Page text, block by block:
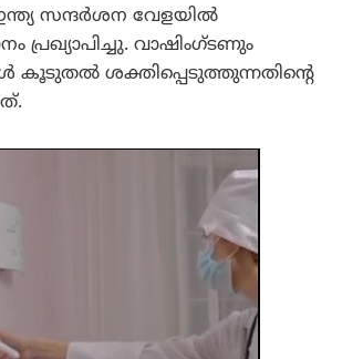
സന്ദർശന വേളയിൽ
പ്രഖ്യാപിച്ചു. വാഷിംഗ്ടണും
കൂടുതൽ ശക്തിപ്പെടുത്തുന്നതിന്റെ